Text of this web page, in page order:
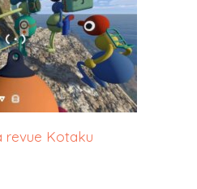
revue Kotaku